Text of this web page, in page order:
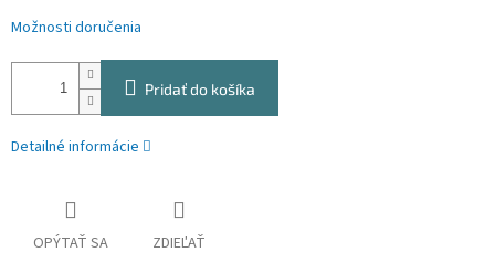
Možnosti doručenia
Pridať do košíka
Detailné informácie
OPÝTAŤ SA ZDIEĽAŤ